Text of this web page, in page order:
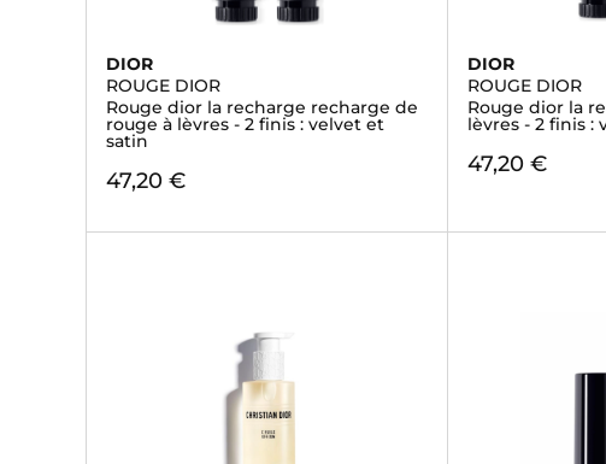
DIOR
ROUGE DIOR
Rouge dior la recharge recharge de
rouge à lèvres - 2 finis : velvet et
satin
47,20 €
DIOR
ROUGE DIOR
Rouge dior la
lèvres - 2 finis :
47,20 €